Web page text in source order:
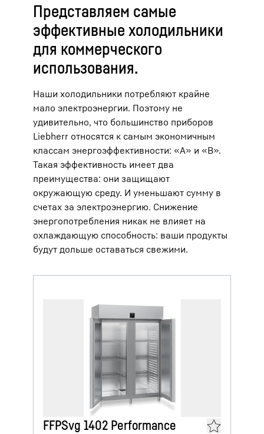
Представляем самые
эффективные холодильники
для коммерческого
использования.
Наши холодильники потребляют крайне
мало электроэнергии. Поэтому не
удивительно, что большинство приборов
Liebherr относятся к самым экономичным
классам энергоэффективности: «A» и «B».
Такая эффективность имеет два
преимущества: они защищают
окружающую среду. И уменьшают сумму в
счетах за электроэнергию. Снижение
энергопотребления никак не влияет на
охлаждающую способность: ваши продукты
будут дольше оставаться свежими.
FFPSvg 1402 Performance